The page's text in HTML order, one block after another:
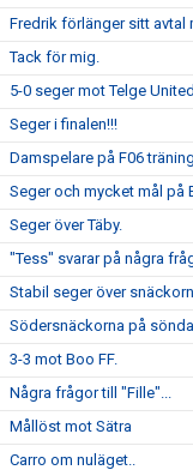
Fredrik förlänger sitt avtal
Tack för mig.
5-0 seger mot Telge
Seger i finalen!!!
Damspelare på F06
Seger och mycket mål på
Seger över Täby.
"Tess" svarar på några
Stabil seger över
Södersnäckorna på
3-3 mot Boo FF.
Några frågor till "Fille"...
Mållöst mot Sätra
Carro om nuläget..